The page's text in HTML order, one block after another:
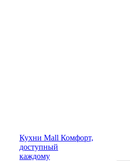
Кухни Mall Комфорт,
доступный
каждому